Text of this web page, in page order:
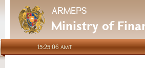
ARMEPS
Ministry of
15:25:06 AMT